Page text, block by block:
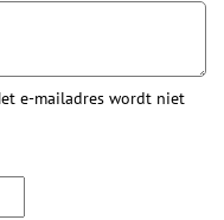
e-mailadres wordt niet